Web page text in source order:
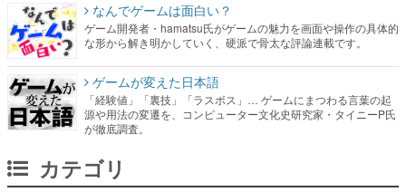
なんでゲームは面白い？
ゲーム開発者・hamatsu氏がゲームの魅力を画面や操作の具体的
な形から解き明かしていく、硬派で骨太な評論連載です。
ゲームが変えた日本語
「経験値」「裏技」「ラスボス」… ゲームにまつわる言葉の起
源や用法の変遷を、コンピューター文化史研究家・タイニーP氏
が徹底調査。
カテゴリ